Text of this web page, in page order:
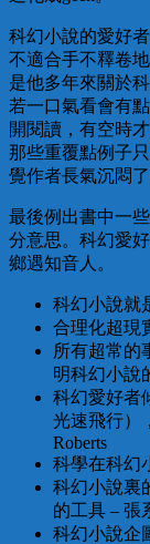
科幻小說的愛好
不適合手不釋卷
是他多年來關於
若一口氣看會有
開閱讀，有空時
那些重覆點例子
覺作者長氣沉悶了
最後例出書中一
分意思。科幻愛
鄉遇知音人。
科幻小說就
合理化超現
所有超常的
明科幻小說
科幻愛好者
光速飛行）
Roberts
科學在科幻
科幻小說裏
的工具 – 張
科幻小說企